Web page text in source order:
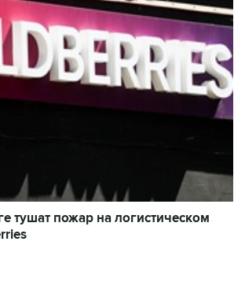
тушат пожар на логистическом